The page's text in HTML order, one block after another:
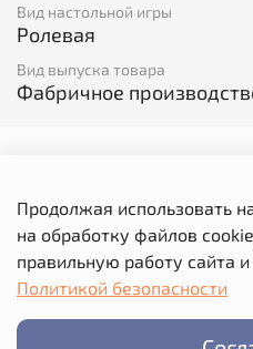
Вид настольной игры
Ролевая
Вид выпуска товара
Фабричное
Отзывов еще никто не
Написать отзыв
Продолжая использовать
на обработку файлов
правильную работу сайта
Политикой безопасности